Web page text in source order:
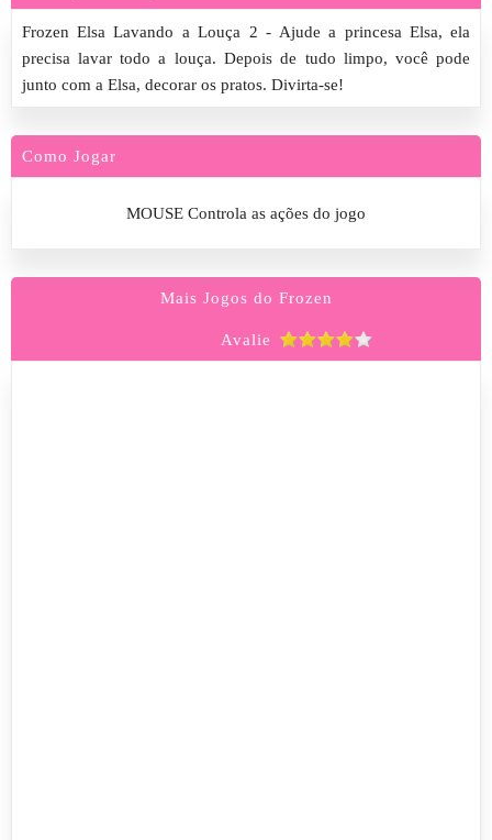
Frozen Elsa Lavando a Louça 2 - Ajude a princesa Elsa, ela
precisa lavar todo a louça. Depois de tudo limpo, você pode
junto com a Elsa, decorar os pratos. Divirta-se!
Como Jogar
MOUSE Controla as ações do jogo
Mais Jogos do Frozen
Avalie